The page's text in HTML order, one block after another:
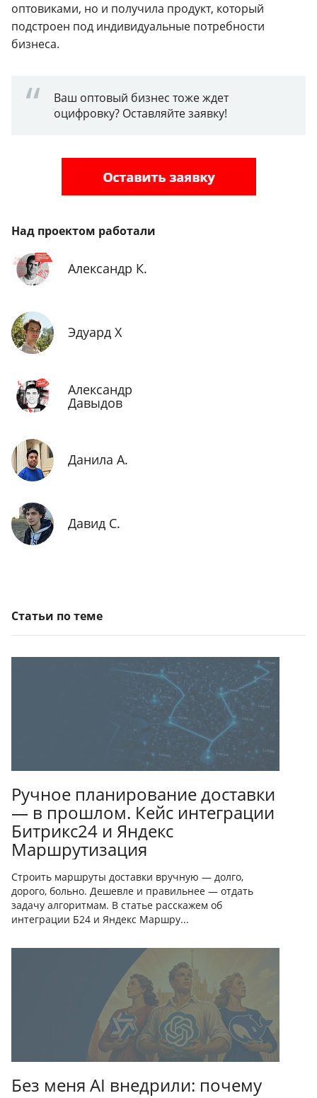
оптовиками, но и получила продукт, который
подстроен под индивидуальные потребности
бизнеса.
Ваш оптовый бизнес тоже ждет
оцифровку? Оставляйте заявку!
Над проектом работали
Александр К.
Эдуард Х
Александр
Давыдов
Данила А.
Давид С.
Статьи по теме
Ручное планирование доставки
— в прошлом. Кейс интеграции
Битрикс24 и Яндекс
Маршрутизация
Строить маршруты доставки вручную — долго,
дорого, больно. Дешевле и правильнее — отдать
задачу алгоритмам. В статье расскажем об
интеграции Б24 и Яндекс Маршру...
Без меня AI внедрили: почему